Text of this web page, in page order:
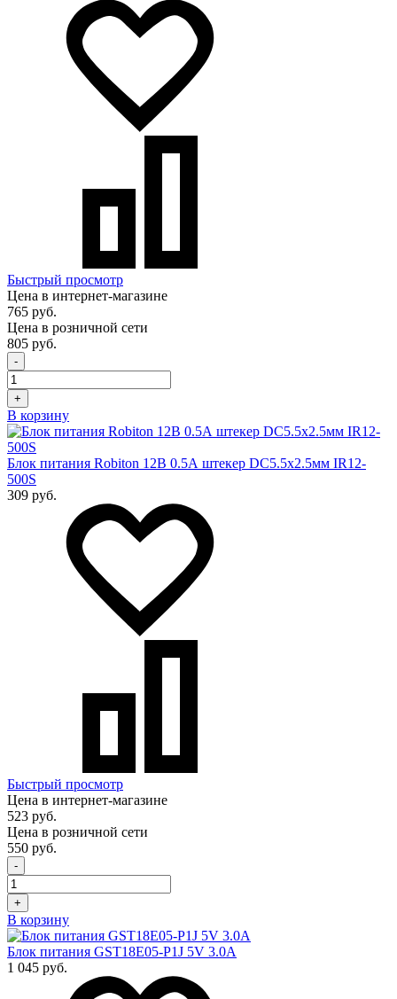
Быстрый просмотр
Цена в интернет-магазине
765 руб.
Цена в розничной сети
805 руб.
-
+
В корзину
Блок питания Robiton 12В 0.5А штекер DC5.5x2.5мм IR12-
500S
309 руб.
Быстрый просмотр
Цена в интернет-магазине
523 руб.
Цена в розничной сети
550 руб.
-
+
В корзину
Блок питания GST18E05-P1J 5V 3.0A
1 045 руб.